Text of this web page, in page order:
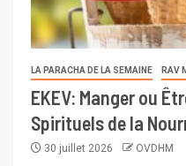
LA PARACHA DE LA SEMAINE RAV
EKEV: Manger ou
Spirituels de la
30 juillet 2026 OVDHM